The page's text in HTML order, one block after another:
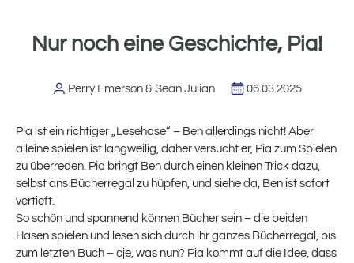
Nur noch eine Geschichte, Pia!
Perry Emerson & Sean Julian 06.03.2025
Pia ist ein richtiger „Lesehase“ – Ben allerdings nicht! Aber
alleine spielen ist langweilig, daher versucht er, Pia zum Spielen
zu überreden. Pia bringt Ben durch einen kleinen Trick dazu,
selbst ans Bücherregal zu hüpfen, und siehe da, Ben ist sofort
vertieft.
So schön und spannend können Bücher sein – die beiden
Hasen spielen und lesen sich durch ihr ganzes Bücherregal, bis
zum letzten Buch – oje, was nun? Pia kommt auf die Idee, dass